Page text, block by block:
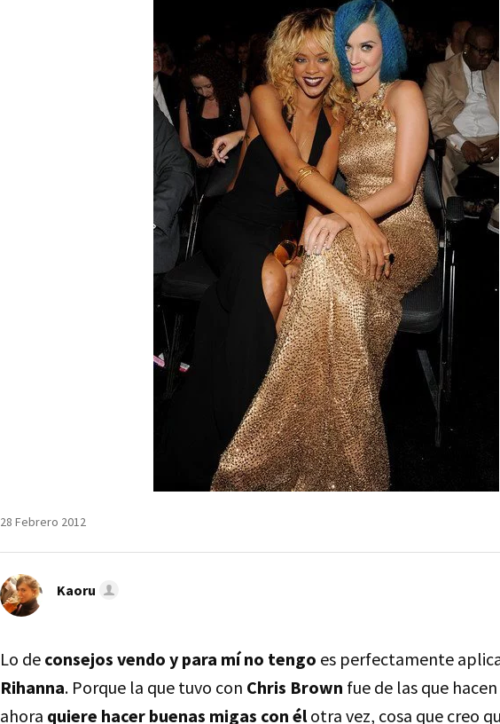
28 Febrero 2012
Kaoru
Lo de consejos vendo y para mí no tengo es perfectamente
Rihanna. Porque la que tuvo con Chris Brown fue de las que
ahora quiere hacer buenas migas con élotra vez, cosa que creo